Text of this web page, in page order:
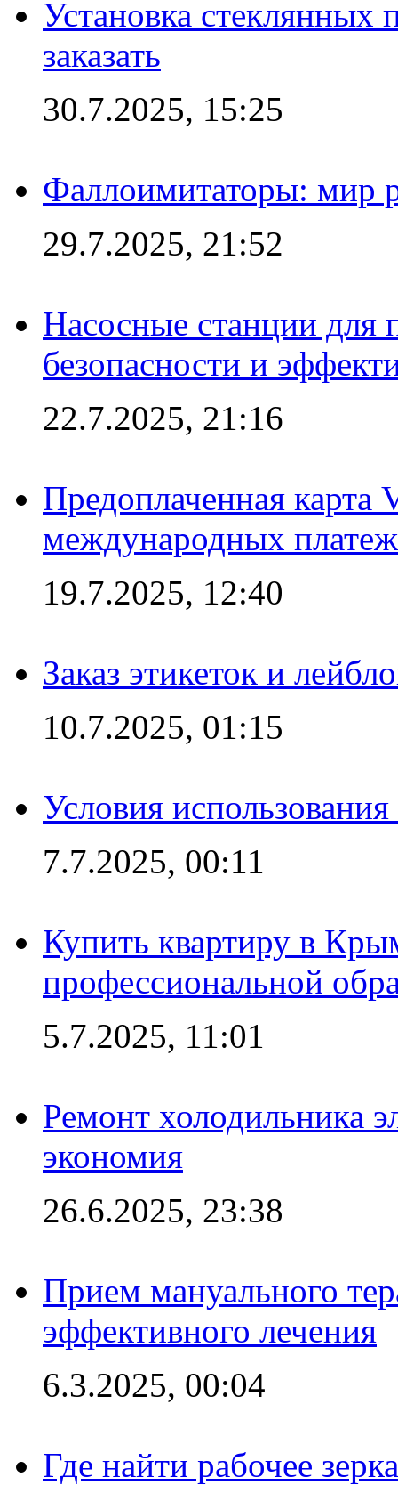
Установка стеклянных
заказать
30.7.2025, 15:25
Фаллоимитаторы: мир
29.7.2025, 21:52
Насосные станции для
безопасности и
22.7.2025, 21:16
Предоплаченная карта
международных
19.7.2025, 12:40
Заказ этикеток и
10.7.2025, 01:15
Условия
7.7.2025, 00:11
Купить квартиру в
профессиональной
5.7.2025, 11:01
Ремонт холодильника
экономия
26.6.2025, 23:38
Прием мануального
эффективного лечения
6.3.2025, 00:04
Где найти рабочее